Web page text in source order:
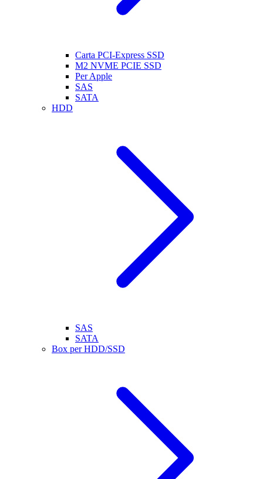
Carta PCI-Express SSD
M2 NVME PCIE SSD
Per Apple
SAS
SATA
HDD
SAS
SATA
Box per HDD/SSD